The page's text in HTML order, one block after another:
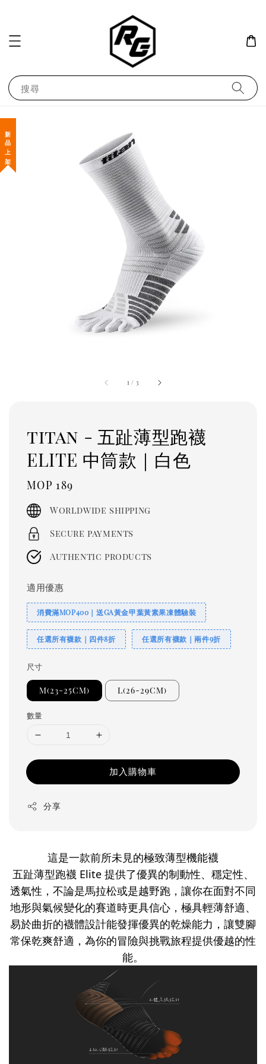
搜尋
1 / 3
新 品 上 架
titan - 五趾薄型跑襪
ELITE 中筒款｜白色
Regular
price
MOP 189
Worldwide shipping
Secure payments
Authentic products
適用優惠
消費滿MOP400｜送GA黃金甲葉黃素果凍體驗裝
任選所有襪款｜四件8折 任選所有襪款｜兩件9折
尺寸
M(23-25CM) L(26-29CM)
數量
加入購物車
分享
這是一款前所未見的極致薄型機能襪
五趾薄型跑襪 Elite 提供了優異的制動性、穩定性、
透氣性，不論是馬拉松或是越野跑，讓你在面對不同
地形與氣候變化的賽道時更具信心，極具輕薄舒適、
易於曲折的襪體設計能發揮優異的乾燥能力，讓雙腳
常保乾爽舒適，為你的冒險與挑戰旅程提供優越的性
能。